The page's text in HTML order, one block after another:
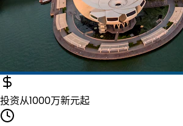
投资从1000万新元起